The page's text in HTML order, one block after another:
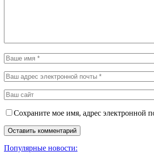
Сохраните мое имя, адрес электронной
Популярные новости: